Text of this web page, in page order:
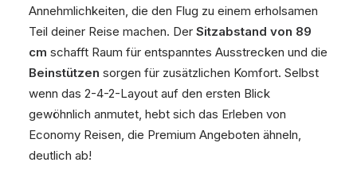
Annehmlichkeiten, die den Flug zu einem erholsamen
Teil deiner Reise machen. Der Sitzabstand von 89
cm schafft Raum für entspanntes Ausstrecken und die
Beinstützen sorgen für zusätzlichen Komfort. Selbst
wenn das 2-4-2-Layout auf den ersten Blick
gewöhnlich anmutet, hebt sich das Erleben von
Economy Reisen, die Premium Angeboten ähneln,
deutlich ab!